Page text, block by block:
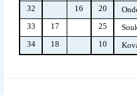
32
16 20
33
17 25
34
18 10